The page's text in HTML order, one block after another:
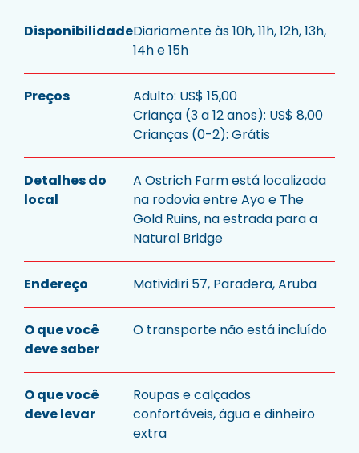
DisponibilidadeDiariamente às 10h, 11h, 12h, 13h,
14h e 15h
Preços
Adulto: US$ 15,00
Criança (3 a 12 anos): US$ 8,00
Crianças (0-2): Grátis
Detalhes do
local
A Ostrich Farm está localizada
na rodovia entre Ayo e The
Gold Ruins, na estrada para a
Natural Bridge
Endereço Matividiri 57, Paradera, Aruba
O que você
deve saber
O transporte não está incluído
O que você
deve levar
Roupas e calçados
confortáveis, água e dinheiro
extra